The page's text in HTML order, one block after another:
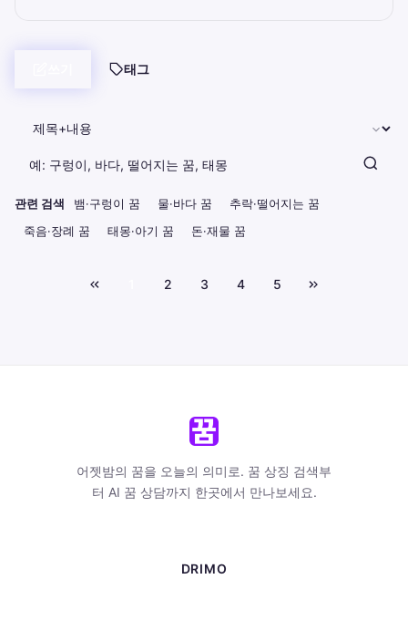
태그
관련 검색 뱀·구렁이 꿈 물·바다 꿈
추락·떨어지는 꿈
죽음·장례 꿈
태몽·아기 꿈 돈·재물 꿈
2 3 4 5
어젯밤의 꿈을 오늘의 의미로. 꿈 상징 검색부
터 AI 꿈 상담까지 한곳에서 만나보세요.
DRIMO